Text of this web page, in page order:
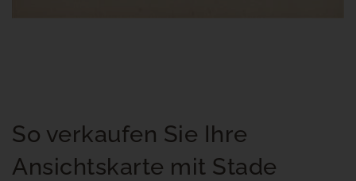
So verkaufen Sie Ihre
Ansichtskarte mit Stade